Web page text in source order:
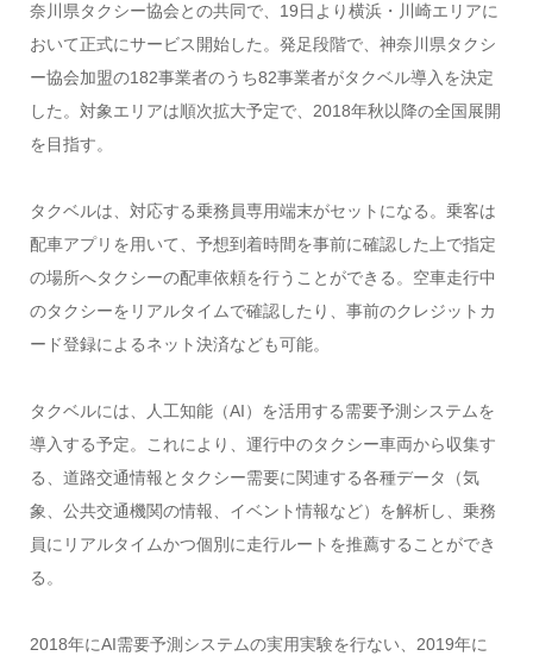
奈川県タクシー協会との共同で、19日より横浜・川崎エリアに
おいて正式にサービス開始した。発足段階で、神奈川県タクシ
ー協会加盟の182事業者のうち82事業者がタクベル導入を決定
した。対象エリアは順次拡大予定で、2018年秋以降の全国展開
を目指す。
タクベルは、対応する乗務員専用端末がセットになる。乗客は
配車アプリを用いて、予想到着時間を事前に確認した上で指定
の場所へタクシーの配車依頼を行うことができる。空車走行中
のタクシーをリアルタイムで確認したり、事前のクレジットカ
ード登録によるネット決済なども可能。
タクベルには、人工知能（AI）を活用する需要予測システムを
導入する予定。これにより、運行中のタクシー車両から収集す
る、道路交通情報とタクシー需要に関連する各種データ（気
象、公共交通機関の情報、イベント情報など）を解析し、乗務
員にリアルタイムかつ個別に走行ルートを推薦することができ
る。
2018年にAI需要予測システムの実用実験を行ない、2019年に